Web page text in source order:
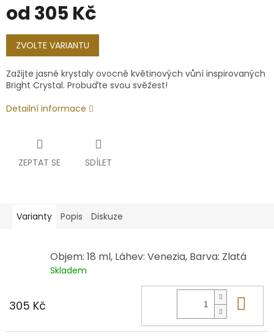
od 305 Kč
Měrná
cena:
ZVOLTE VARIANTU
Zažijte jasné krystaly ovocně květinových vůní inspirovaných
Bright Crystal. Probuďte svou svěžest!
Detailní informace
ZEPTAT SE SDÍLET
Varianty Popis Diskuze
Objem: 18 ml, Láhev: Venezia, Barva: Zlatá
Skladem
305 Kč